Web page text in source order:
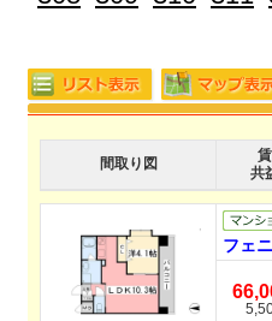
間取り図
共
フェ